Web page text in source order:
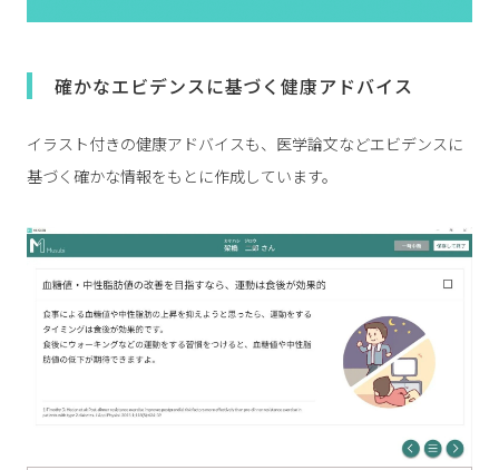
確かなエビデンスに基づく健康アドバイス
イラスト付きの健康アドバイスも、医学論文などエビデンスに
基づく確かな情報をもとに作成しています。